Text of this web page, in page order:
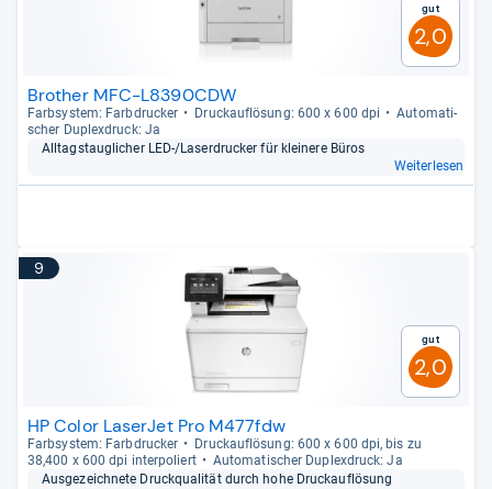
Gut
2,0
Brother MFC-L8390CDW
Farb­sys­tem: Farb­dru­cker Druck­auf­lö­sung: 600 x 600 dpi
Auto­ma­ti­
scher Duplex­druck: Ja
All­tags­taug­li­cher LED-​/Laser­dru­cker für klei­nere Büros
Weiterlesen
9
Gut
2,0
HP Color LaserJet Pro M477fdw
Farb­sys­tem: Farb­dru­cker
Druck­auf­lö­sung: 600 x 600 dpi, bis zu
38,400 x 600 dpi inter­po­liert
Auto­ma­ti­scher Duplex­druck: Ja
Aus­ge­zeich­nete Druck­qua­li­tät durch hohe Druck­auf­lö­sung